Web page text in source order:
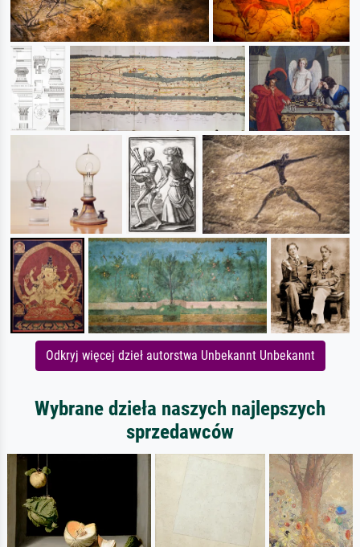
Odkryj więcej dzieł autorstwa Unbekannt Unbekannt
Wybrane dzieła naszych najlepszych
sprzedawców